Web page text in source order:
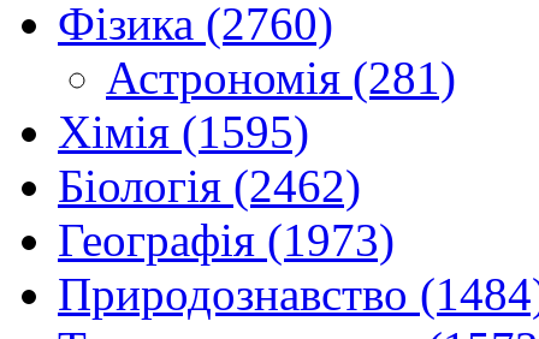
Фізика (2760)
Астрономія (281)
Хімія (1595)
Біологія (2462)
Географія (1973)
Природознавство